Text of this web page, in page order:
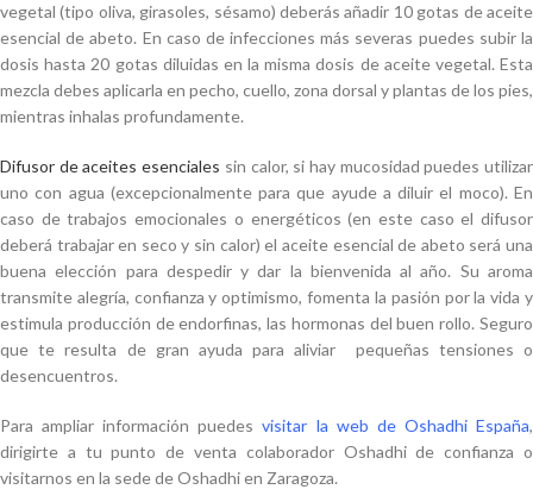
vegetal (tipo oliva, girasoles, sésamo) deberás añadir 10 gotas de aceite
esencial de abeto. En caso de infecciones más severas puedes subir la
dosis hasta 20 gotas diluidas en la misma dosis de aceite vegetal. Esta
mezcla debes aplicarla en pecho, cuello, zona dorsal y plantas de los pies,
mientras inhalas profundamente.
Difusor de aceites esenciales sin calor, si hay mucosidad puedes utilizar
uno con agua (excepcionalmente para que ayude a diluir el moco). En
caso de trabajos emocionales o energéticos (en este caso el difusor
deberá trabajar en seco y sin calor) el aceite esencial de abeto será una
buena elección para despedir y dar la bienvenida al año. Su aroma
transmite alegría, confianza y optimismo, fomenta la pasión por la vida y
estimula producción de endorfinas, las hormonas del buen rollo. Seguro
que te resulta de gran ayuda para aliviar pequeñas tensiones o
desencuentros.
Para ampliar información puedesvisitar la web de Oshadhi España,
dirigirte a tu punto de venta colaborador Oshadhi de confianza o
visitarnos en la sede de Oshadhi en Zaragoza.